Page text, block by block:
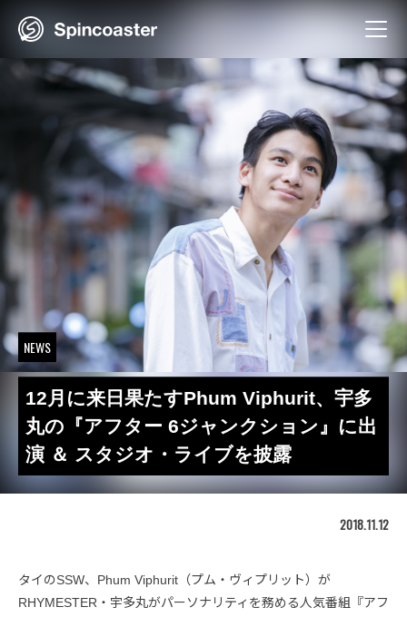
NEWS
12月に来日果たすPhum Viphurit、宇多
丸の『アフター 6ジャンクション』に出
演 ＆ スタジオ・ライブを披露
2018.11.12
タイのSSW、Phum Viphurit（プム・ヴィプリット）が
RHYMESTER・宇多丸がパーソナリティを務める人気番組『アフ